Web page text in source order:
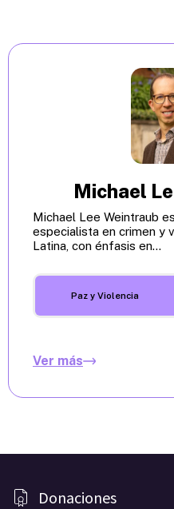
Michael
Michael Lee Weintraub
especialista en crimen y
Latina, con énfasis en...
Paz y Violencia
Ver más
Donaciones